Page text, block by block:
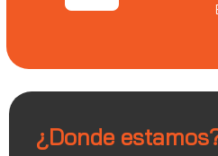
¿Donde